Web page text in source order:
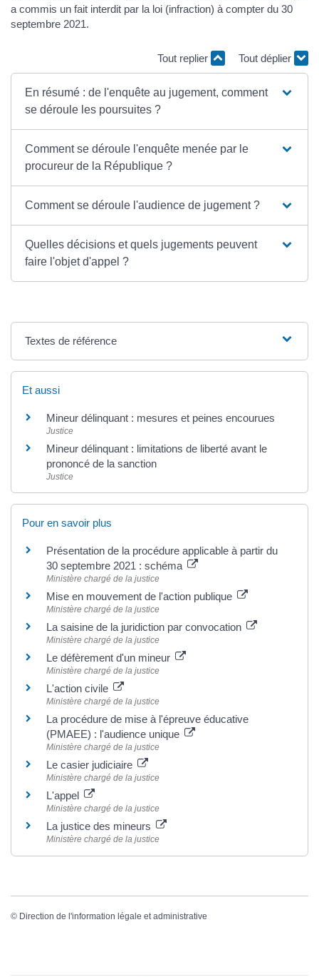
a commis un fait interdit par la loi (infraction) à compter du 30
septembre 2021.
Tout replier Tout déplier
En résumé : de l'enquête au jugement, comment
se déroule les poursuites ?
Comment se déroule l'enquête menée par le
procureur de la République ?
Comment se déroule l'audience de jugement ?
Quelles décisions et quels jugements peuvent
faire l'objet d'appel ?
Textes de référence
Et aussi
Mineur délinquant : mesures et peines encourues
Justice
Mineur délinquant : limitations de liberté avant le
prononcé de la sanction
Justice
Pour en savoir plus
Présentation de la procédure applicable à partir du
30 septembre 2021 : schéma
Ministère chargé de la justice
Mise en mouvement de l'action publique
Ministère chargé de la justice
La saisine de la juridiction par convocation
Ministère chargé de la justice
Le défèrement d'un mineur
Ministère chargé de la justice
L'action civile
Ministère chargé de la justice
La procédure de mise à l'épreuve éducative
(PMAEE) : l'audience unique
Ministère chargé de la justice
Le casier judiciaire
Ministère chargé de la justice
L'appel
Ministère chargé de la justice
La justice des mineurs
Ministère chargé de la justice
© Direction de l'information légale et administrative